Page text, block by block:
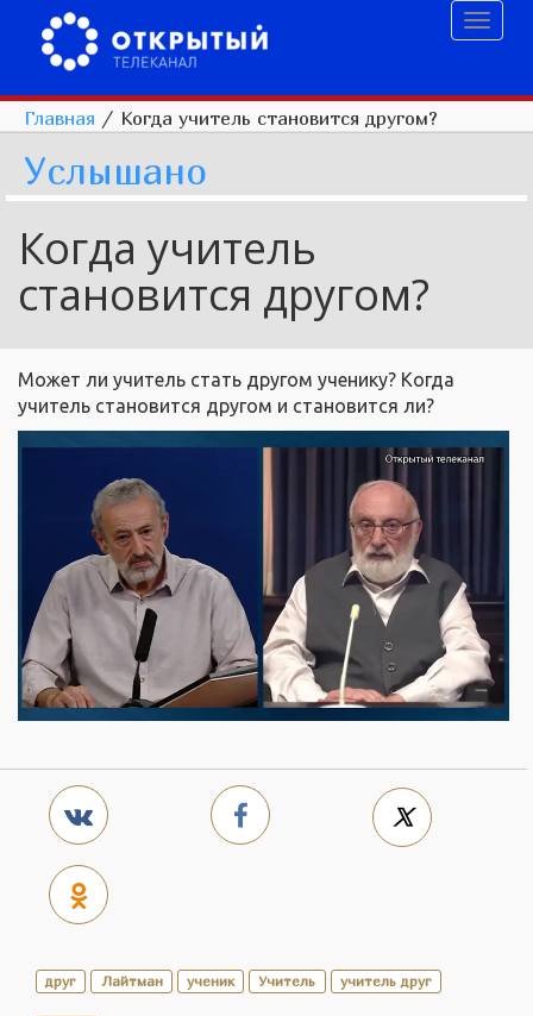
Главная / Когда учитель становится другом?
Услышано
Когда учитель
становится другом?
Может ли учитель стать другом ученику? Когда
учитель становится другом и становится ли?
друг Лайтман ученик Учитель учитель друг